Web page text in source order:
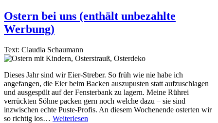
Ostern bei uns (enthält unbezahlte
Werbung)
Text: Claudia Schaumann
Dieses Jahr sind wir Eier-Streber. So früh wie nie habe ich
angefangen, die Eier beim Backen auszupusten statt aufzuschlagen
und ausgespült auf der Fensterbank zu lagern. Meine Rührei
verrückten Söhne packen gern noch welche dazu – sie sind
inzwischen echte Puste-Profis. An diesem Wochenende osterten wir
so richtig los… Weiterlesen